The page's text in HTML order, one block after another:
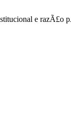
e razÃ£o